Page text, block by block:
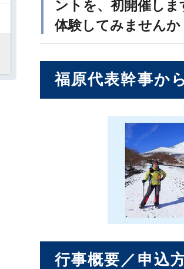
ントを、初開催し
体験してみませんか
福原代表幹事か
行事概要／申込